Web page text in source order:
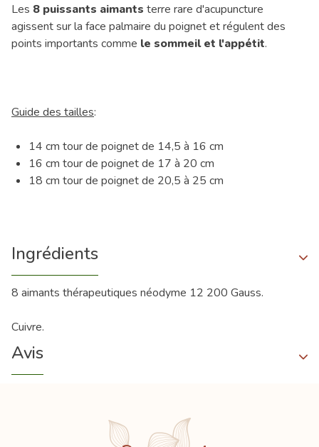
Les 8 puissants aimants terre rare d'acupuncture
agissent sur la face palmaire du poignet et régulent des
points importants comme le sommeil et l'appétit.
Guide des tailles:
14 cm tour de poignet de 14,5 à 16 cm
16 cm tour de poignet de 17 à 20 cm
18 cm tour de poignet de 20,5 à 25 cm
Ingrédients
8 aimants thérapeutiques néodyme 12 200 Gauss.
Cuivre.
Avis